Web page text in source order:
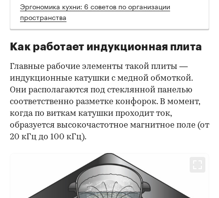
Эргономика кухни: 6 советов по организации
пространства
Как работает индукционная плита
Главные рабочие элементы такой плиты —
индукционные катушки с медной обмоткой.
Они располагаются под стеклянной панелью
соответственно разметке конфорок. В момент,
когда по виткам катушки проходит ток,
образуется высокочастотное магнитное поле (от
20 кГц до 100 кГц).